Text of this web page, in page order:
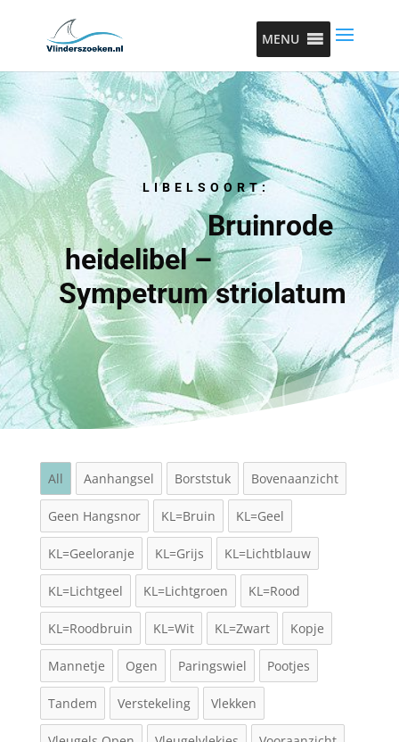
MENU
LIBELSOORT:
Bruinrode
heidelibel –
Sympetrum striolatum
All Aanhangsel Borststuk Bovenaanzicht
Geen Hangsnor KL=Bruin KL=Geel
KL=Geeloranje KL=Grijs KL=Lichtblauw
KL=Lichtgeel KL=Lichtgroen KL=Rood
KL=Roodbruin KL=Wit KL=Zwart Kopje
Mannetje Ogen Paringswiel Pootjes
Tandem Verstekeling Vlekken